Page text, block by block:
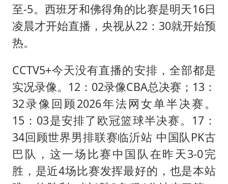
至-5。西班牙和佛得角的比赛是明天16日
凌晨才开始直播，央视从22：30就开始预
热。
CCTV5+今天没有直播的安排，全部都是
实况录像。12：02录像CBA总决赛；13：
32录像回顾2026年法网女单半决赛。
15：03是安排了欧冠篮球半决赛。17：
34回顾世界男排联赛临沂站 中国队PK古
巴队，这一场比赛中国队在昨天3-0完
胜，是近4场比赛发挥最好的，也是本站